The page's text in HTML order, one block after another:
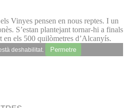
Vinyes pensen en nous reptes. I un
S’estan plantejant tornar-hi a finals
en els 500 quilòmetres d’Alcanyís.
deshabilitat. Permetre